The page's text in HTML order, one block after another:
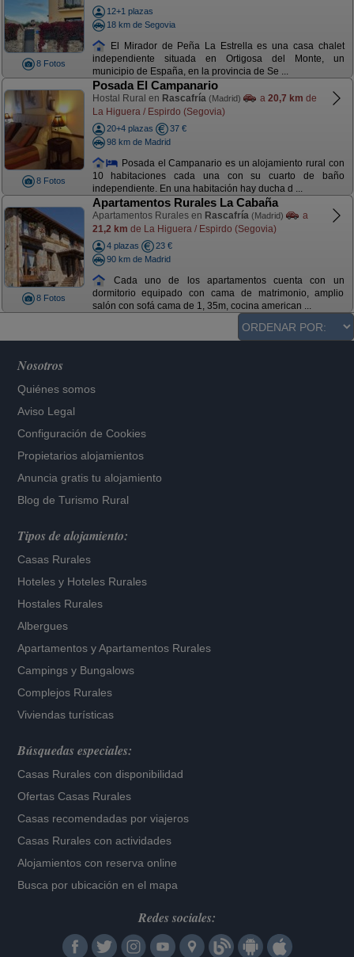
8 Fotos
12+1 plazas
18 km de Segovia
El Mirador de Peña La Estrella es una casa chalet
independiente situada en Ortigosa del Monte, un
municipio de España, en la provincia de Se ...
8 Fotos
Posada El Campanario
Hostal Rural en Rascafría (Madrid) a 20,7 km de
La Higuera / Espirdo (Segovia)
20+4 plazas
37 €
98 km de Madrid
Posada el Campanario es un alojamiento rural con
10 habitaciones cada una con su cuarto de baño
independiente. En una habitación hay ducha d ...
8 Fotos
Apartamentos Rurales La Cabaña
Apartamentos Rurales en Rascafría (Madrid)
a
21,2 km de La Higuera / Espirdo (Segovia)
4 plazas
23 €
90 km de Madrid
Cada uno de los apartamentos cuenta con un
dormitorio equipado con cama de matrimonio, amplio
salón con sofá cama de 1, 35m, cocina american ...
Nosotros
Quiénes somos
Aviso Legal
Configuración de Cookies
Propietarios alojamientos
Anuncia gratis tu alojamiento
Blog de Turismo Rural
Tipos de alojamiento:
Casas Rurales
Hoteles y Hoteles Rurales
Hostales Rurales
Albergues
Apartamentos yApartamentos Rurales
Campings y Bungalows
Complejos Rurales
Viviendas turísticas
Búsquedas especiales:
Casas Rurales con disponibilidad
Ofertas Casas Rurales
Casas recomendadas por viajeros
Casas Rurales con actividades
Alojamientos con reserva online
Busca por ubicación en el mapa
Redes sociales: